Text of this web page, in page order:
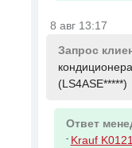
8 авг 13:17
Запрос
(LS4ASE*****)
Ответ
- Krauf